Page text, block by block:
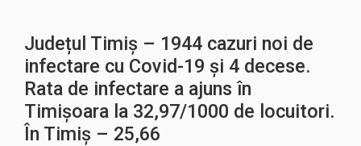
Județul Timiș – 1944 cazuri noi de
infectare cu Covid-19 și 4 decese.
Rata de infectare a ajuns în
Timișoara la 32,97/1000 de locuitori.
În Timiș – 25,66